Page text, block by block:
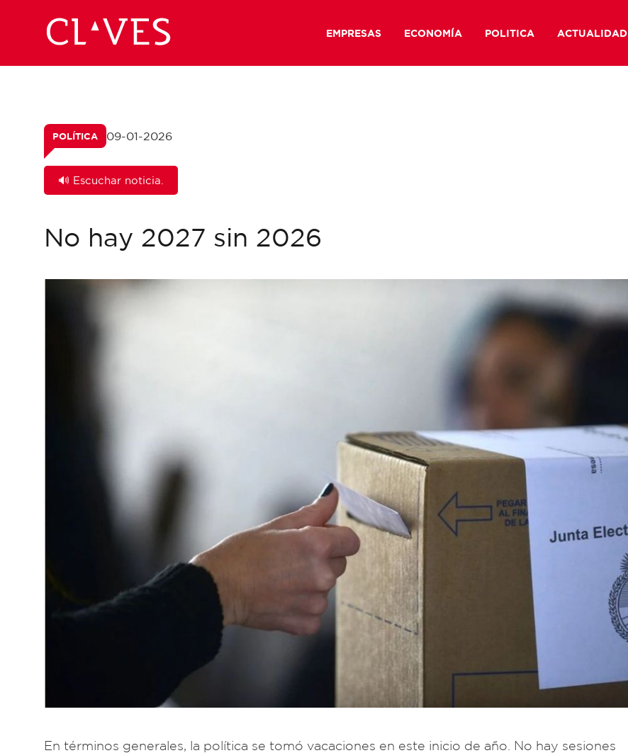
EMPRESAS ECONOMÍA POLITICA ACTUALIDAD
POLÍTICA 09-01-2026
🔊 Escuchar noticia.
No hay 2027 sin 2026
En términos generales, la política se tomó vacaciones en este inicio de año. No hay sesiones